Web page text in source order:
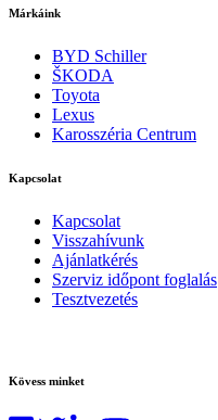
Márkáink
BYD Schiller
ŠKODA
Toyota
Lexus
Karosszéria Centrum
Kapcsolat
Kapcsolat
Visszahívunk
Ajánlatkérés
Szerviz időpont foglalás
Tesztvezetés
Kövess minket